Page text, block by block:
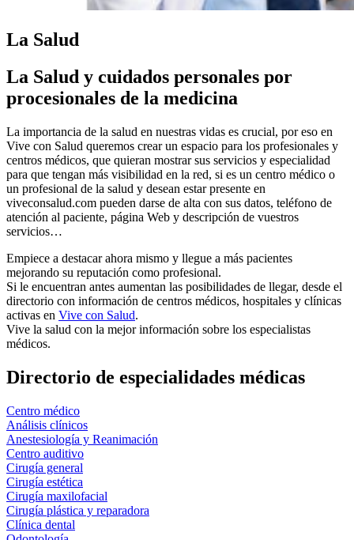
La Salud
La Salud y cuidados personales por
procesionales de la medicina
La importancia de la salud en nuestras vidas es crucial, por eso en
Vive con Salud queremos crear un espacio para los profesionales y
centros médicos, que quieran mostrar sus servicios y especialidad
para que tengan más visibilidad en la red, si es un centro médico o
un profesional de la salud y desean estar presente en
viveconsalud.com pueden darse de alta con sus datos, teléfono de
atención al paciente, página Web y descripción de vuestros
servicios…
Empiece a destacar ahora mismo y llegue a más pacientes
mejorando su reputación como profesional.
Si le encuentran antes aumentan las posibilidades de llegar, desde el
directorio con información de centros médicos, hospitales y clínicas
activas en Vive con Salud.
Vive la salud con la mejor información sobre los especialistas
médicos.
Directorio de especialidades médicas
Centro médico
Análisis clínicos
Anestesiología y Reanimación
Centro auditivo
Cirugía general
Cirugía estética
Cirugía maxilofacial
Cirugía plástica y reparadora
Clínica dental